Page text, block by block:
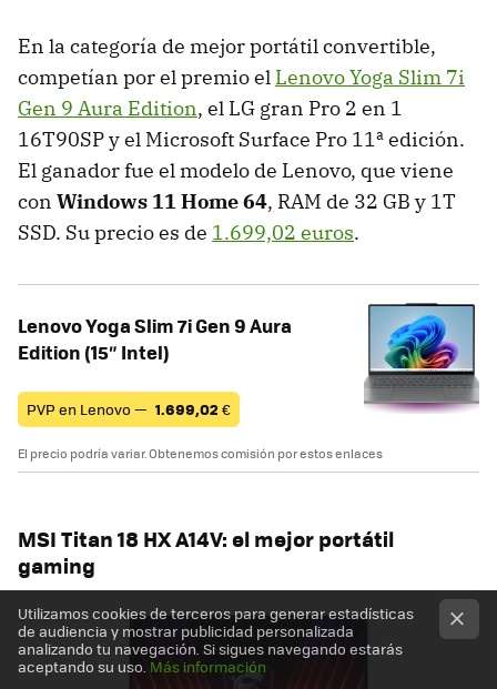
En la categoría de mejor portátil convertible,
competían por el premio el Lenovo Yoga Slim 7i
Gen 9 Aura Edition, el LG gran Pro 2 en 1
16T90SP y el Microsoft Surface Pro 11ª edición.
El ganador fue el modelo de Lenovo, que viene
con Windows 11 Home 64, RAM de 32 GB y 1T
SSD. Su precio es de 1.699,02 euros.
Lenovo Yoga Slim 7i Gen 9 Aura
Edition (15″ Intel)
PVP en Lenovo — 1.699,02 €
El precio podría variar. Obtenemos comisión por estos enlaces
MSI Titan 18 HX A14V: el mejor portátil
gaming
Utilizamos cookies de terceros para generar estadísticas
de audiencia y mostrar publicidad personalizada
analizando tu navegación. Si sigues navegando estarás
aceptando su uso. Más información